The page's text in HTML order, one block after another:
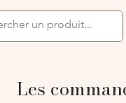
Les